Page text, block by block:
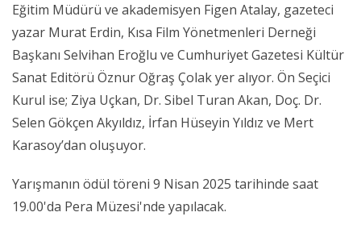
Eğitim Müdürü ve akademisyen Figen Atalay, gazeteci
yazar Murat Erdin, Kısa Film Yönetmenleri Derneği
Başkanı Selvihan Eroğlu ve Cumhuriyet Gazetesi Kültür
Sanat Editörü Öznur Oğraş Çolak yer alıyor. Ön Seçici
Kurul ise; Ziya Uçkan, Dr. Sibel Turan Akan, Doç. Dr.
Selen Gökçen Akyıldız, İrfan Hüseyin Yıldız ve Mert
Karasoy’dan oluşuyor.
Yarışmanın ödül töreni 9 Nisan 2025 tarihinde saat
19.00'da Pera Müzesi'nde yapılacak.